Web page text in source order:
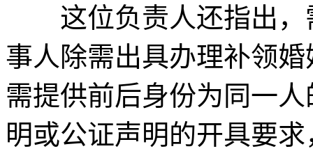
这位负责人还指出，
事人除需出具办理补领
需提供前后身份为同一
明或公证声明的开具要